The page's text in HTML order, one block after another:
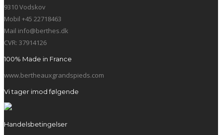
9310 Vodskov
Mobil +45 22718463
Mail info@berthes.dk
CVR: 37914126
100% Made in France
www.bertheauxgrandspieds.com
Vi tager imod følgende
Handelsbetingelser